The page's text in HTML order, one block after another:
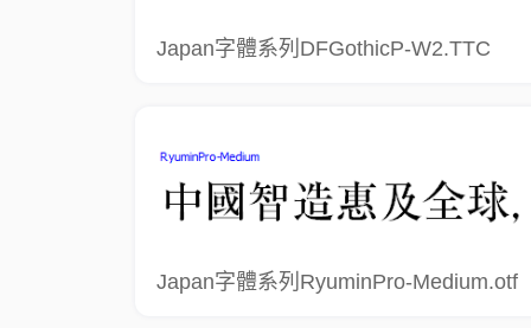
Japan字體系列DFGothicP-W2.TTC
Japan字體系列RyuminPro-Medium.otf